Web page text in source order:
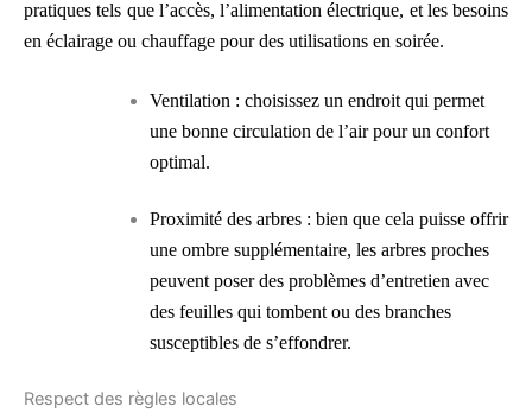
pratiques tels que l’accès, l’alimentation électrique, et les besoins
en éclairage ou chauffage pour des utilisations en soirée.
Ventilation : choisissez un endroit qui permet
une bonne circulation de l’air pour un confort
optimal.
Proximité des arbres : bien que cela puisse offrir
une ombre supplémentaire, les arbres proches
peuvent poser des problèmes d’entretien avec
des feuilles qui tombent ou des branches
susceptibles de s’effondrer.
Respect des règles locales